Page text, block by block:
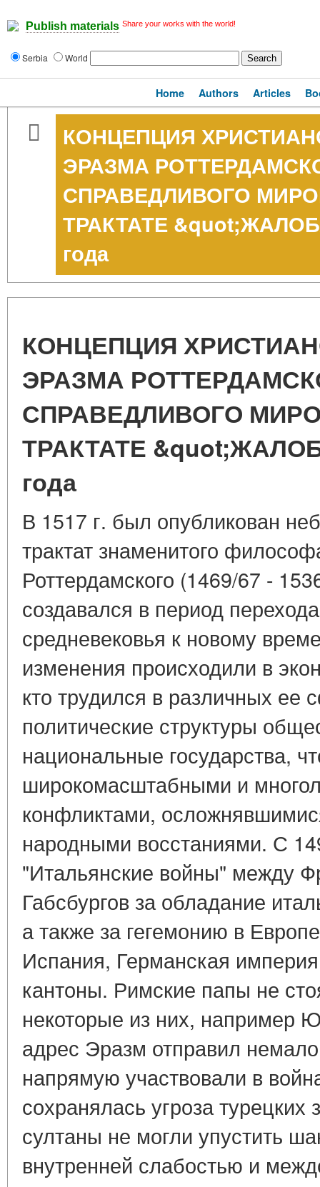
Publish materials Share your works with the world!
Serbia World
Home Authors Articles
КОНЦЕПЦИЯ
ЭРАЗМА
СПРАВЕДЛИВОГО
ТРАКТАТЕ
года
КОНЦЕПЦИЯ
ЭРАЗМА
СПРАВЕДЛИВОГО
ТРАКТАТЕ
года
В 1517 г. был опубликован
трактат знаменитого
Роттердамского (1469/67 -
создавался в период
средневековья к новому
изменения происходили в
кто трудился в различных ее
политические структуры
национальные государства,
широкомасштабными и
конфликтами,
народными восстаниями. С
"Итальянские войны" между
Габсбургов за обладание
а также за гегемонию в
Испания, Германская
кантоны. Римские папы не
некоторые из них, например
адрес Эразм отправил
напрямую участвовали в
сохранялась угроза
султаны не могли упустить
внутренней слабостью и